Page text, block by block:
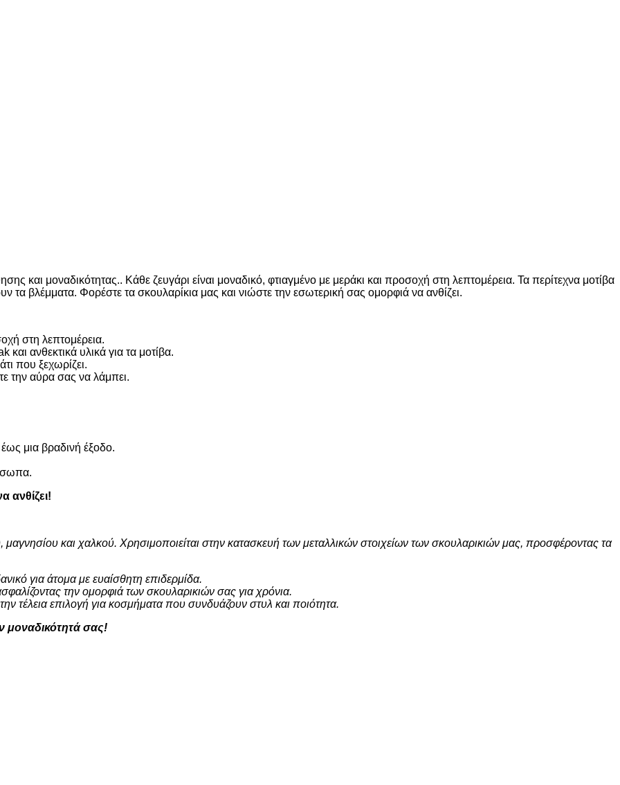
και μοναδικότητας.. Κάθε ζευγάρι είναι μοναδικό, φτιαγμένο με μεράκι και προσοχή στη λεπτομέρεια. Τα περίτεχνα μοτίβα
τα βλέμματα. Φορέστε τα σκουλαρίκια μας και νιώστε την εσωτερική σας ομορφιά να ανθίζει.
στη λεπτομέρεια.
και ανθεκτικά υλικά για τα μοτίβα.
που ξεχωρίζει.
την αύρα σας να λάμπει.
μια βραδινή έξοδο.
ανθίζει!
και χαλκού. Χρησιμοποιείται στην κατασκευή των μεταλλικών στοιχείων των σκουλαρικιών μας, προσφέροντας τα
για άτομα με ευαίσθητη επιδερμίδα.
την ομορφιά των σκουλαρικιών σας για χρόνια.
τέλεια επιλογή για κοσμήματα που συνδυάζουν στυλ και ποιότητα.
μοναδικότητά σας!